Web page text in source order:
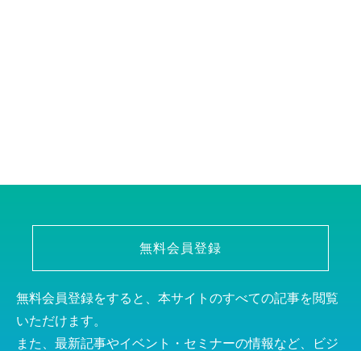
無料会員登録
無料会員登録をすると、本サイトのすべての記事を閲覧
いただけます。
また、最新記事やイベント・セミナーの情報など、ビジ